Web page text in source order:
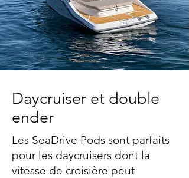
Daycruiser et double
ender
Les SeaDrive Pods sont parfaits
pour les daycruisers dont la
vitesse de croisière peut